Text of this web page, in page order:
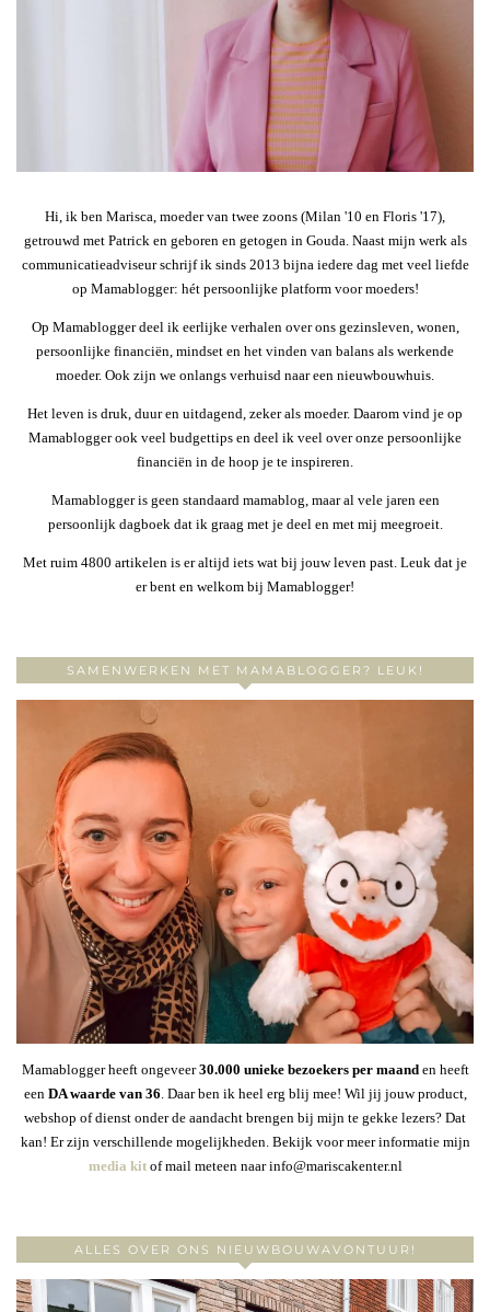
Hi, ik ben Marisca, moeder van twee zoons (Milan '10 en Floris '17),
getrouwd met Patrick en geboren en getogen in Gouda. Naast mijn werk als
communicatieadviseur schrijf ik sinds 2013 bijna iedere dag met veel liefde
op Mamablogger: hét persoonlijke platform voor moeders!
Op Mamablogger deel ik eerlijke verhalen over ons gezinsleven, wonen,
persoonlijke financiën, mindset en het vinden van balans als werkende
moeder. Ook zijn we onlangs verhuisd naar een nieuwbouwhuis.
Het leven is druk, duur en uitdagend, zeker als moeder. Daarom vind je op
Mamablogger ook veel budgettips en deel ik veel over onze persoonlijke
financiën in de hoop je te inspireren.
Mamablogger is geen standaard mamablog, maar al vele jaren een
persoonlijk dagboek dat ik graag met je deel en met mij meegroeit.
Met ruim 4800 artikelen is er altijd iets wat bij jouw leven past. Leuk dat je
er bent en welkom bij Mamablogger!
SAMENWERKEN MET MAMABLOGGER? LEUK!
Mamablogger heeft ongeveer30.000 unieke bezoekers per maanden heeft
een DA waarde van 36 . Daar ben ik heel erg blij mee! Wil jij jouw product,
webshop of dienst onder de aandacht brengen bij mijn te gekke lezers? Dat
kan! Er zijn verschillende mogelijkheden. Bekijk voor meer informatie mijn
media kitof mail meteen naar info@mariscakenter.nl
ALLES OVER ONS NIEUWBOUWAVONTUUR!